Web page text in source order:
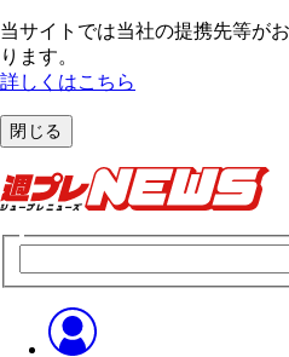
当サイトでは当社の提携先等が
ります。
詳しくはこちら
閉じる